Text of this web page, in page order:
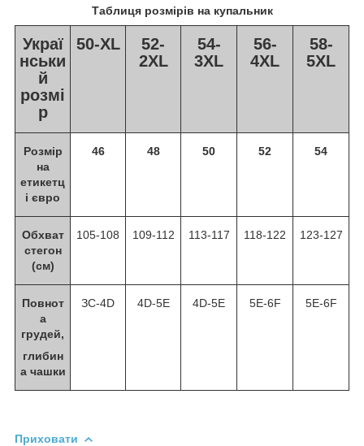
Таблиця розмірів на купальник
Украї
нськи
й
розмі
р
50-XL
52-
2XL
54-
3XL
56-
4XL
58-
5XL
Розмір
на
етикетц
і євро
46 48 50 52 54
Обхват
стегон
(см)
105-108 109-112 113-117 118-122 123-127
Повнот
а
грудей,
глибин
а чашки
ЗC-4D 4D-5E 4D-5E 5E-6F 5E-6F
Приховати